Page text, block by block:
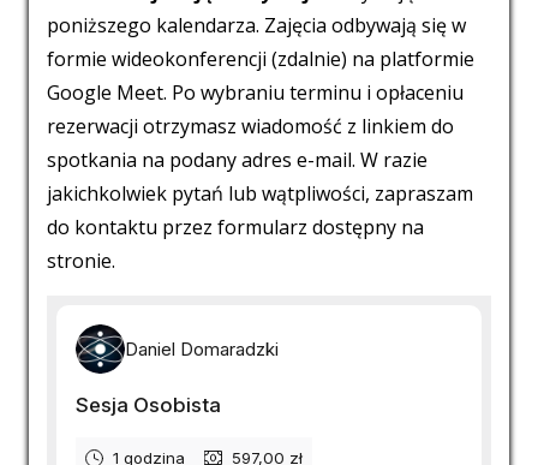
poniższego kalendarza. Zajęcia odbywają się w
formie wideokonferencji (zdalnie) na platformie
Google Meet. Po wybraniu terminu i opłaceniu
rezerwacji otrzymasz wiadomość z linkiem do
spotkania na podany adres e-mail. W razie
jakichkolwiek pytań lub wątpliwości, zapraszam
do kontaktu przez formularz dostępny na
stronie.